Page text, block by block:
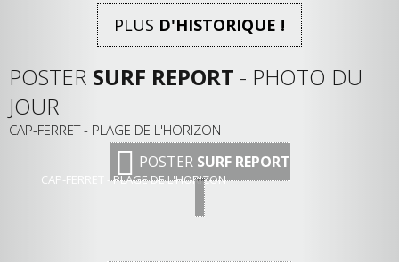
PLUS D'HISTORIQUE !
POSTER SURF REPORT - PHOTO DU
JOUR
CAP-FERRET - PLAGE DE L'HORIZON
POSTER SURF REPORT
CAP-FERRET - PLAGE DE L'HORIZON